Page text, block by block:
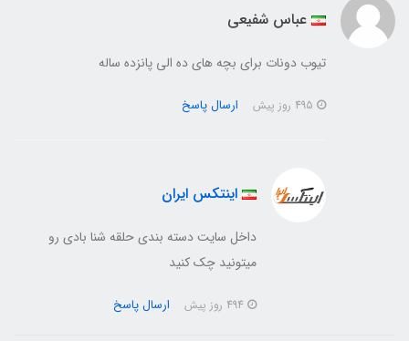
عباس شفیعی
تیوب دونات برای بچه های ده الی پانزده ساله
ارسال پاسخ
اینتکس ایران
داخل سایت دسته بندی حلقه شنا بادی رو
میتونید چک کنید
ارسال پاسخ